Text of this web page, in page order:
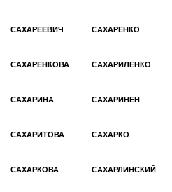
САХАРЕЕВИЧ САХАРЕНКО
САХАРЕНКОВА САХАРИЛЕНКО
САХАРИНА САХАРИНЕН
САХАРИТОВА САХАРКО
САХАРКОВА САХАРЛИНСКИЙ